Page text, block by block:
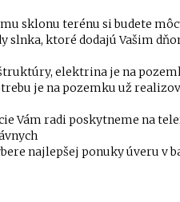
sklonu terénu si budete
slnka, ktoré dodajú Vašim
elektrina je na
je na pozemku už
Vám radi poskytneme na
najlepšej ponuky úveru v